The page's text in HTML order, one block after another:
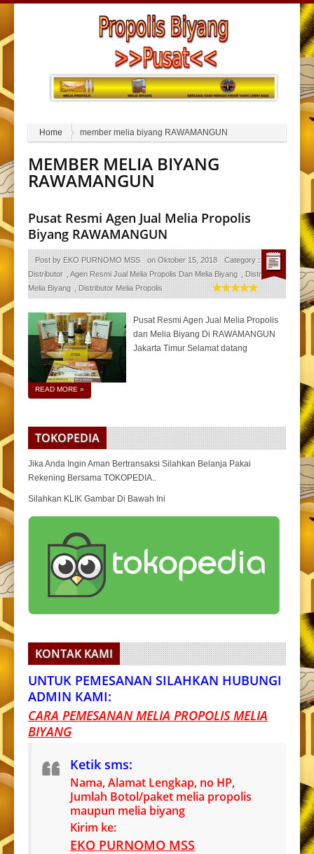
Home member melia biyang RAWAMANGUN
MEMBER MELIA BIYANG
RAWAMANGUN
Pusat Resmi Agen Jual Melia Propolis
Biyang RAWAMANGUN
Post byEKO PURNOMO MSS onOktober 15, 2018 Category : Agen
Distributor ,Agen Resmi Jual Melia Propolis Dan Melia Biyang ,Distributor
Melia Biyang ,Distributor Melia Propolis
Pusat Resmi Agen Jual Melia Propolis
dan Melia Biyang Di RAWAMANGUN
Jakarta Timur Selamat datang
READ MORE »
TOKOPEDIA
Jika Anda Ingin Aman Bertransaksi Silahkan Belanja Pakai
Rekening Bersama TOKOPEDIA..
Silahkan KLIK Gambar Di Bawah Ini
KONTAK KAMI
UNTUK PEMESANAN SILAHKAN HUBUNGI
ADMIN KAMI:
CARA PEMESANAN MELIA PROPOLIS MELIA
BIYANG
Ketik sms:
Nama, Alamat Lengkap, no HP,
Jumlah Botol/paket melia propolis
maupun melia biyang
Kirim ke:
EKO PURNOMO MSS